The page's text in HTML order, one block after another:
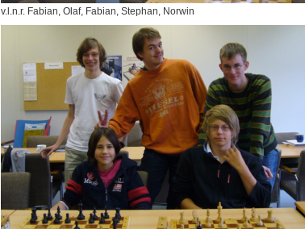
v.l.n.r. Fabian, Olaf, Fabian, Stephan, Norwin